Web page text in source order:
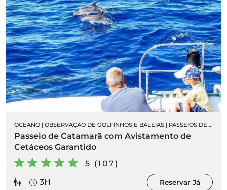
OCEANO | OBSERVAÇÃO DE GOLFINHOS E BALEIAS | PASSEIOS DE BARCO
Passeio de Catamarã com Avistamento de
Cetáceos Garantido
5 (107)
3H
Reservar Já